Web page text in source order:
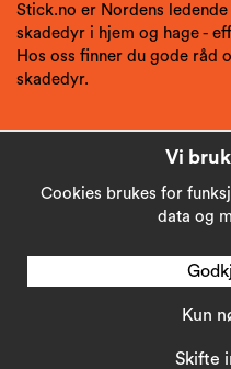
Stick.no er Nordens
skadedyr i hjem og hage -
Hos oss finner du gode råd
skadedyr.
Vi
Cookies brukes for
data og
Skifte
Kun